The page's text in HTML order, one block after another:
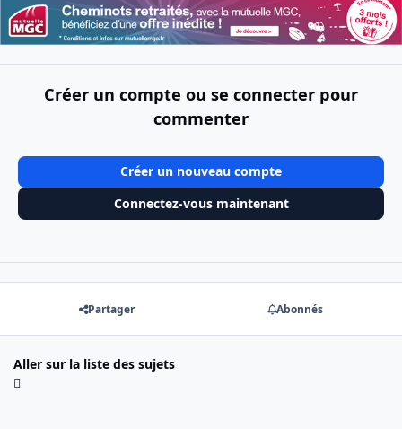
Créer un compte ou se connecter pour
commenter
Créer un nouveau compte
Connectez-vous maintenant
Partager Abonnés
Aller sur la liste des sujets